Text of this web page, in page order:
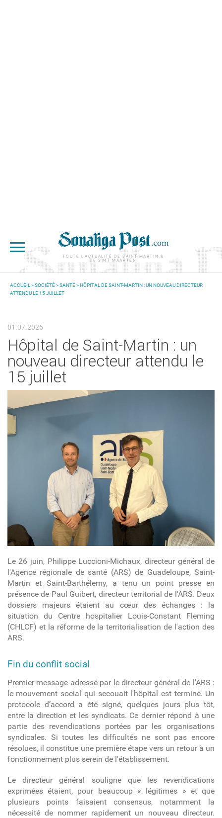
TOUTE L'ACTUALITÉ DE SAINT-MARTIN &
DE SINT MAARTEN
VOUS ÊTES ICI
ACCUEIL >SOCIÉTÉ>SANTÉ> HÔPITAL DE SAINT-MARTIN : UN NOUVEAU DIRECTEUR
ATTENDU LE 15 JUILLET
01.07.2026
Hôpital de Saint-Martin : un
nouveau directeur attendu le
15 juillet
Le 26 juin, Philippe Luccioni-Michaux, directeur général de
l'Agence régionale de santé (ARS) de Guadeloupe, Saint-
Martin et Saint-Barthélemy, a tenu un point presse en
présence de Paul Guibert, directeur territorial de l'ARS. Deux
dossiers majeurs étaient au cœur des échanges : la
situation du Centre hospitalier Louis-Constant Fleming
(CHLCF) et la réforme de la territorialisation de l'action des
ARS.
Fin du conflit social
Premier message adressé par le directeur général de l'ARS :
le mouvement social qui secouait l'hôpital est terminé. Un
protocole d’accord a été signé, quelques jours plus tôt,
entre la direction et les syndicats. Ce dernierrépond à une
partie des revendications portées par les organisations
syndicales. Si toutes les difficultés ne sont pas encore
résolues, il constitue une première étape vers un retour à un
fonctionnement plus serein de l'établissement.
Le directeur général souligne que les revendications
exprimées étaient, pour beaucoup « légitimes » et que
plusieurs points faisaient consensus, notamment la
nécessité de nommer rapidement un nouveau directeur.